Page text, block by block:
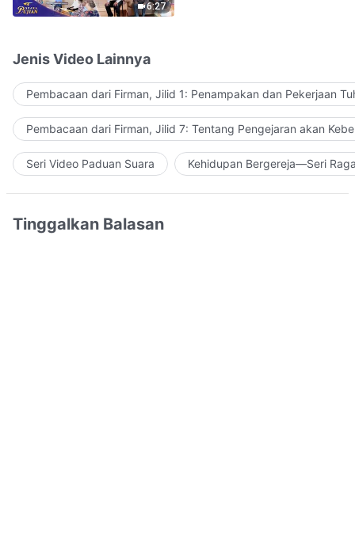
6:27
Jenis Video Lainnya
Pembacaan dari Firman, Jilid 1: Penampakan dan Pekerjaan
Pembacaan dari Firman, Jilid 7: Tentang Pengejaran akan
Seri Video Paduan Suara Kehidupan Bergereja—Seri
Tinggalkan Balasan